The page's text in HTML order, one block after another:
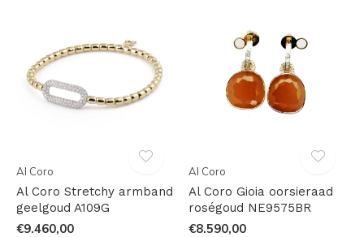
Al Coro
Al Coro Stretchy armband
geelgoud A109G
€9.460,00
Al Coro
Al Coro Gioia oorsieraad
roségoud NE9575BR
€8.590,00